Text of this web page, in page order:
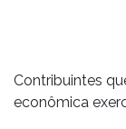
Contribuintes
econômica